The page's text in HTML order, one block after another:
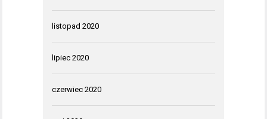
listopad 2020
lipiec 2020
czerwiec 2020